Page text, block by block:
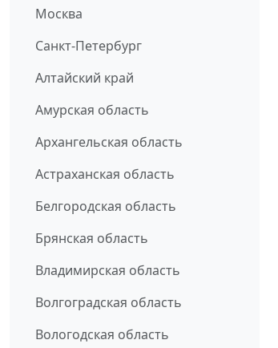
Москва
Санкт-Петербург
Алтайский край
Амурская область
Архангельская область
Астраханская область
Белгородская область
Брянская область
Владимирская область
Волгоградская область
Вологодская область